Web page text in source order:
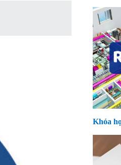
Khóa